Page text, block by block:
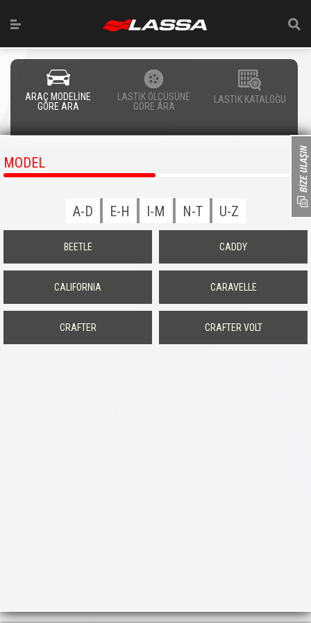
ARAÇ MODELİNE
GÖRE ARA
LASTİK ÖLÇÜSÜNE
GÖRE ARA
LASTİK KATALOĞU
MODEL
A-D E-H I-M N-T U-Z
BEETLE CADDY
CALIFORNIA CARAVELLE
CRAFTER CRAFTER VOLT